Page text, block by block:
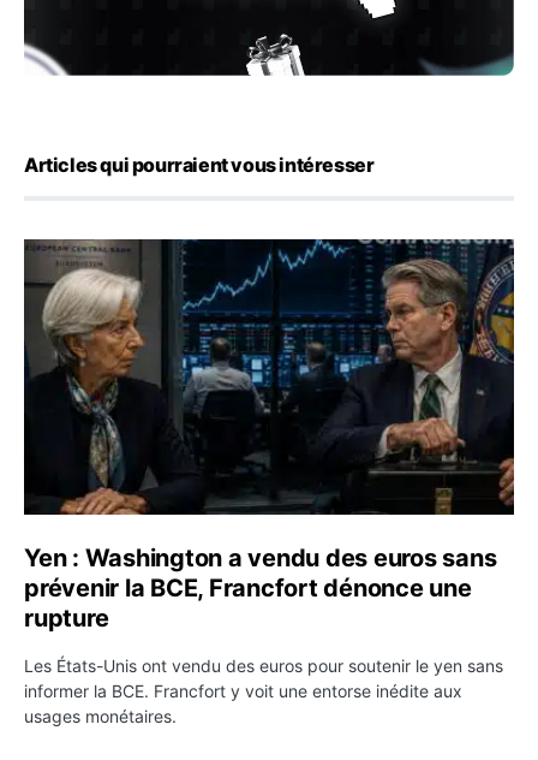
Articles qui pourraient vous intéresser
Yen : Washington a vendu des euros sans prévenir la
Yen : Washington a vendu des euros sans
prévenir la BCE, Francfort dénonce une
rupture
Les États-Unis ont vendu des euros pour soutenir le yen sans
informer la BCE. Francfort y voit une entorse inédite aux
usages monétaires.